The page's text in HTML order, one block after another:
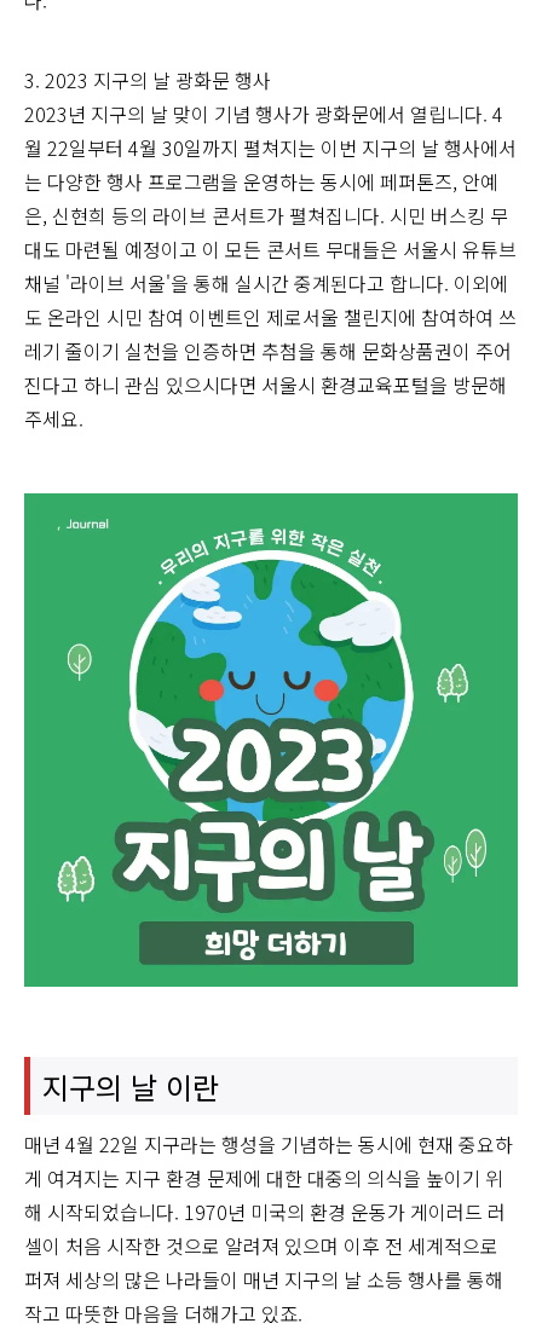
3. 2023 지구의 날 광화문 행사
2023년 지구의 날 맞이 기념 행사가 광화문에서 열립니다. 4
월 22일부터 4월 30일까지 펼쳐지는 이번 지구의 날 행사에서
는 다양한 행사 프로그램을 운영하는 동시에 페퍼톤즈, 안예
은, 신현희 등의 라이브 콘서트가 펼쳐집니다. 시민 버스킹 무
대도 마련될 예정이고 이 모든 콘서트 무대들은 서울시 유튜브
채널 '라이브 서울'을 통해 실시간 중계된다고 합니다. 이외에
도 온라인 시민 참여 이벤트인 제로서울 챌린지에 참여하여 쓰
레기 줄이기 실천을 인증하면 추첨을 통해 문화상품권이 주어
진다고 하니 관심 있으시다면 서울시 환경교육포털을 방문해
주세요.
지구의 날 이란
매년 4월 22일 지구라는 행성을 기념하는 동시에 현재 중요하
게 여겨지는 지구 환경 문제에 대한 대중의 의식을 높이기 위
해 시작되었습니다. 1970년 미국의 환경 운동가 게이러드 러
셀이 처음 시작한 것으로 알려져 있으며 이후 전 세계적으로
퍼져 세상의 많은 나라들이 매년 지구의 날 소등 행사를 통해
작고 따뜻한 마음을 더해가고 있죠.